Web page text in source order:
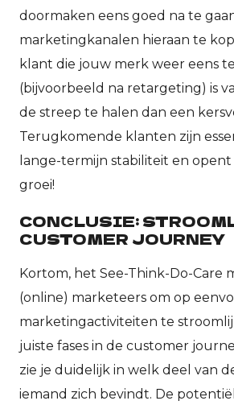
doormaken eens goed na te
marketingkanalen hieraan te
klant die jouw merk weer eens
(bijvoorbeeld na retargeting) is
de streep te halen dan een
Terugkomende klanten zijn
lange-termijn stabiliteit en
groei!
CONCLUSIE:
CUSTOMER JOURNEY
Kortom, het See-Think-Do-Care
(online) marketeers om op
marketingactiviteiten te
juiste fases in de customer
zie je duidelijk in welk deel van
iemand zich bevindt. De